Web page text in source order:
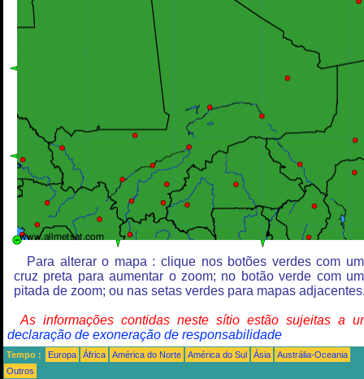
Para alterar o mapa : clique nos botões verdes com
cruz preta para aumentar o zoom; no botão verde com
pitada de zoom; ou nas setas verdes para mapas
As informações contidas neste sítio estão sujeitas a
declaração de exoneração de responsabilidade
Tempo : Europa África América do Norte América do Sul Ásia
Austrália-Oceania
Outros